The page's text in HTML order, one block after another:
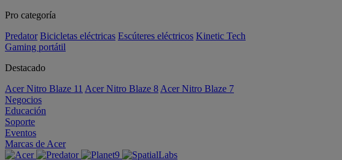
Pro categoría
Predator Bicicletas eléctricas Escúteres eléctricos Kinetic Tech
Gaming portátil
Destacado
Acer Nitro Blaze 11 Acer Nitro Blaze 8 Acer Nitro Blaze 7
Negocios
Educación
Soporte
Eventos
Marcas de Acer